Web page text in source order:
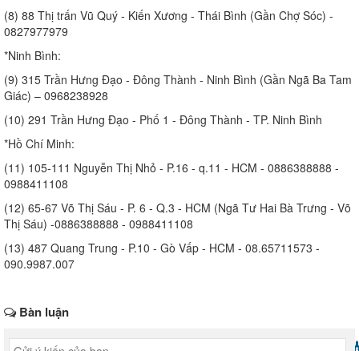
(8) 88 Thị trấn Vũ Quý - Kiến Xương - Thái Bình (Gần Chợ Sóc) -
0827977979
*Ninh Bình:
(9) 315 Trần Hưng Đạo - Đông Thành - Ninh Bình (Gần Ngã Ba Tam
Giác) – 0968238928
(10) 291 Trần Hưng Đạo - Phố 1 - Đông Thành - TP. Ninh Bình
*Hồ Chí Minh:
(11) 105-111 Nguyễn Thị Nhỏ - P.16 - q.11 - HCM - 0886388888 -
0988411108
(12) 65-67 Võ Thị Sáu - P. 6 - Q.3 - HCM (Ngã Tư Hai Bà Trưng - Võ
Thị Sáu) -0886388888 - 0988411108
(13) 487 Quang Trung - P.10 - Gò Vấp - HCM - 08.65711573 -
090.9987.007
Bàn luận